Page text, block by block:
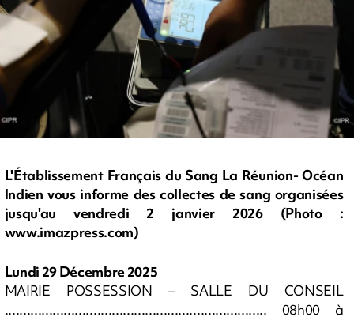
L'Établissement Français du Sang La Réunion- Océan
Indien vous informe des collectes de sang organisées
jusqu'au vendredi 2 janvier 2026 (Photo :
www.imazpress.com)
Lundi 29 Décembre 2025
MAIRIE POSSESSION – SALLE DU CONSEIL
....................................................................... 08h00 à